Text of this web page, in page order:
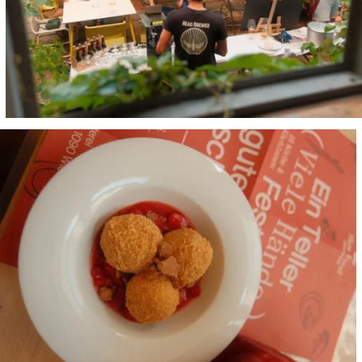
Größere
Bildversion
anzeigen